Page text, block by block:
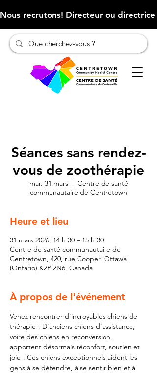
Nous recrutons! Directeur ou
Séances sans rendez-
vous de zoothérapie
mar. 31 mars
  |
Centre de santé
communautaire de Centretown
Heure et lieu
31 mars 2026, 14 h 30 – 15 h 30
Centre de santé communautaire de
Centretown, 420, rue Cooper, Ottawa
(Ontario) K2P 2N6, Canada
À propos de l'événement
Venez rencontrer d'incroyables chiens de
thérapie ! D'anciens chiens d'assistance,
voire des chiens en reconversion,
apportent désormais réconfort, soutien et
joie ! Ces chiens exceptionnels aident les
gens à se détendre, à se sentir bien et à